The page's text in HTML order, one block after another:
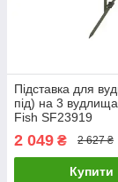
Підставка для
під) на 3
Fish SF23919
2 049 ₴ 2 627 ₴
Купити